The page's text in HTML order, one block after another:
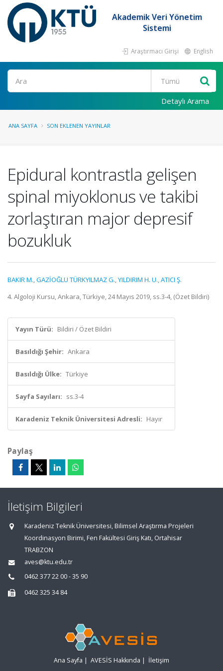
Akademik Veri Yönetim
Sistemi
Araştırmacı Girişi English
Ara
Detaylı Arama
ANA SAYFA SON EKLENEN YAYINLAR
Epidural kontrastla gelişen
spinal miyoklonus ve takibi
zorlaştıran major depresif
bozukluk
BAKIR M.,GAZİOĞLU TÜRKYILMAZ G.,YILDIRIM H. U.,ATICI Ş.
4. Algoloji Kursu, Ankara, Türkiye, 24 Mayıs 2019, ss.3-4, (Özet Bildiri)
Yayın Türü: Bildiri / Özet Bildiri
Basıldığı Şehir: Ankara
Basıldığı Ülke: Türkiye
Sayfa Sayıları: ss.3-4
Karadeniz Teknik Üniversitesi Adresli: Hayır
Paylaş
İletişim Bilgileri
Karadeniz Teknik Üniversitesi, Bilimsel Araştırma Projeleri
Koordinasyon Birimi, Fen Fakültesi Giriş Katı, Ortahisar
TRABZON
aves@ktu.edu.tr
0462 377 22 00 - 35 90
0462 325 34 84
Ana Sayfa | AVESİS Hakkında | İletişim